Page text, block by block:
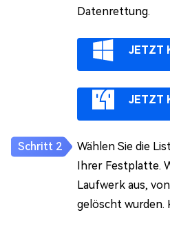
Datenrettung.
JETZT
JETZT
Wählen Sie die
Ihrer Festplatte.
Laufwerk aus,
gelöscht wurden.